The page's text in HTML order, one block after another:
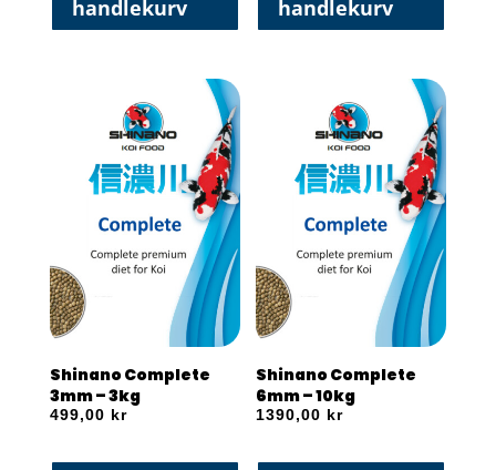
handlekurv handlekurv
Shinano Complete
3mm – 3kg
499,00 kr
Shinano Complete
6mm – 10kg
1390,00 kr